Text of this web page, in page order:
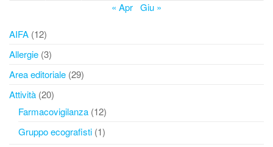
« Apr Giu »
AIFA (12)
Allergie (3)
Area editoriale (29)
Attività (20)
Farmacovigilanza (12)
Gruppo ecografisti (1)